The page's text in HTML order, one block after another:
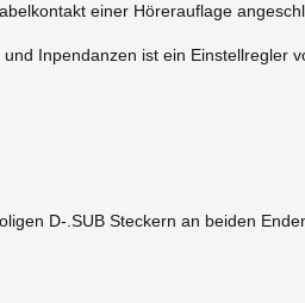
einer Hörerauflage
Inpendanzen ist ein
D-.SUB Steckern an beiden